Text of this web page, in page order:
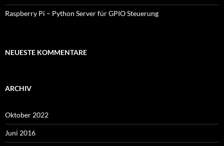
Raspberry Pi – Python Server für GPIO Steuerung
NEUESTE KOMMENTARE
ARCHIV
Oktober 2022
Juni 2016